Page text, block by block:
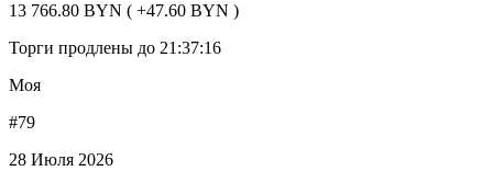
13 766.80 BYN ( +47.60 BYN )
Торги продлены до 21:37:16
Моя
#79
28 Июля 2026